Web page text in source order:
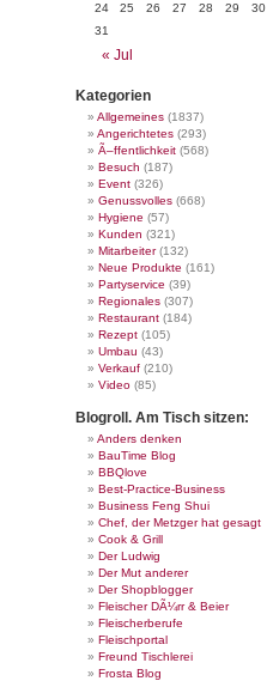
« Jul
24
25 26 27 28 29
30
31
Kategorien
Allgemeines (1837)
Angerichtetes (293)
Ã–ffentlichkeit (568)
Besuch (187)
Event (326)
Genussvolles (668)
Hygiene (57)
Kunden (321)
Mitarbeiter(132)
Neue Produkte (161)
Partyservice (39)
Regionales (307)
Restaurant (184)
Rezept (105)
Umbau (43)
Verkauf (210)
Video (85)
Blogroll. Am Tisch sitzen:
Anders denken
BauTime Blog
BBQlove
Best-Practice-Business
Business Feng Shui
Chef, der Metzger hat gesagt
Cook & Grill
Der Ludwig
Der Mut anderer
Der Shopblogger
Fleischer DÃ¼rr & Beier
Fleischerberufe
Fleischportal
Freund Tischlerei
Frosta Blog